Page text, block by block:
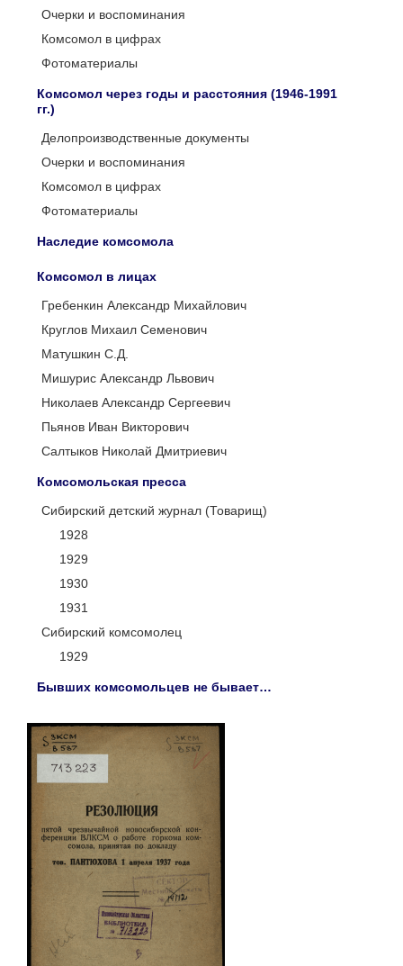
Очерки и воспоминания
Комсомол в цифрах
Фотоматериалы
Комсомол через годы и расстояния (1946-1991
гг.)
Делопроизводственные документы
Очерки и воспоминания
Комсомол в цифрах
Фотоматериалы
Наследие комсомола
Комсомол в лицах
Гребенкин Александр Михайлович
Круглов Михаил Семенович
Матушкин С.Д.
Мишурис Александр Львович
Николаев Александр Сергеевич
Пьянов Иван Викторович
Салтыков Николай Дмитриевич
Комсомольская пресса
Сибирский детский журнал (Товарищ)
1928
1929
1930
1931
Сибирский комсомолец
1929
Бывших комсомольцев не бывает…